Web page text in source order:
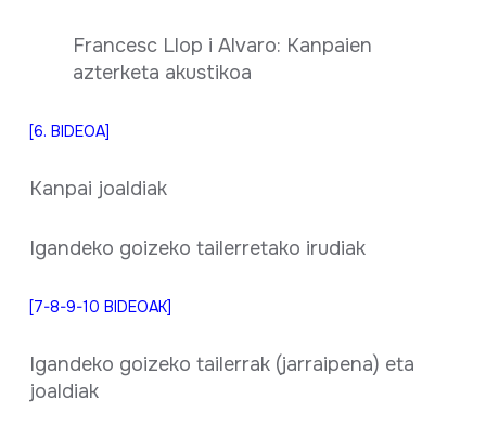
Francesc Llop i Alvaro: Kanpaien
azterketa akustikoa
[6. BIDEOA]
Kanpai joaldiak
Igandeko goizeko tailerretako irudiak
[7-8-9-10 BIDEOAK]
Igandeko goizeko tailerrak (jarraipena) eta
joaldiak